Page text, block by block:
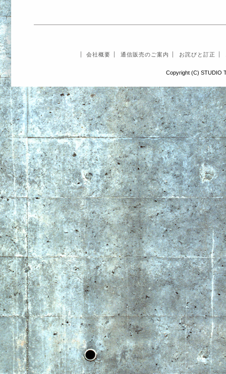
会社概要 通信販売のご案内 お詫びと訂正
Copyright (C) STUDIO